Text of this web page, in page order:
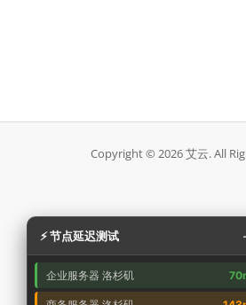
Copyright © 2026 艾云. All
⚡ 节点延迟测试
企业服务器 洛杉矶